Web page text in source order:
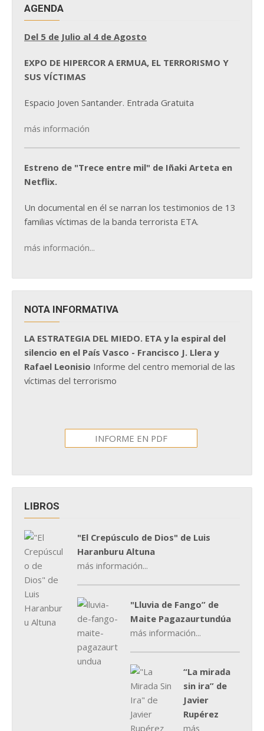
AGENDA
Del 5 de Julio al 4 de Agosto
EXPO DE HIPERCOR A ERMUA, EL TERRORISMO Y
SUS VÍCTIMAS
Espacio Joven Santander. Entrada Gratuita
más información
Estreno de "Trece entre mil" de Iñaki Arteta en
Netflix.
Un documental en él se narran los testimonios de 13
familias víctimas de la banda terrorista ETA.
más información...
NOTA INFORMATIVA
LA ESTRATEGIA DEL MIEDO. ETA y la espiral del
silencio en el País Vasco - Francisco J. Llera y
Rafael Leonisio Informe del centro memorial de las
víctimas del terrorismo
INFORME EN PDF
LIBROS
"El Crepúsculo de Dios" de Luis
Haranburu Altuna
más información...
"Lluvia de Fango” de
Maite Pagazaurtundúa
más información...
“La mirada
sin ira” de
Javier
Rupérez
más